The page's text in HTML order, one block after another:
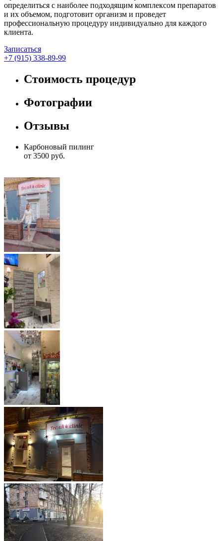
определиться с наиболее подходящим комплексом препаратов
и их объемом, подготовит организм и проведет
профессиональную процедуру индивидуально для каждого
клиента.
Записаться
+7 (915) 338-89-99
Стоимость процедур
Фотографии
Отзывы
Карбоновый пилинг
от 3500 руб.